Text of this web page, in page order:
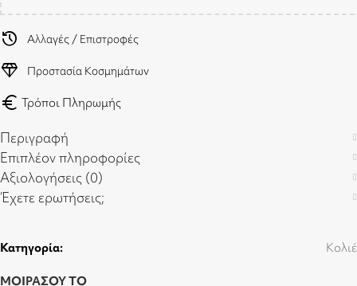
history Αλλαγές / Επιστροφές
diamond Προστασία Κοσμημάτων
euro Τρόποι Πληρωμής
Περιγραφή
Επιπλέον πληροφορίες
Αξιολογήσεις (0)
Έχετε ερωτήσεις;
Κατηγορία: Κολιέ
ΜΟΙΡΑΣΟΥ ΤΟ